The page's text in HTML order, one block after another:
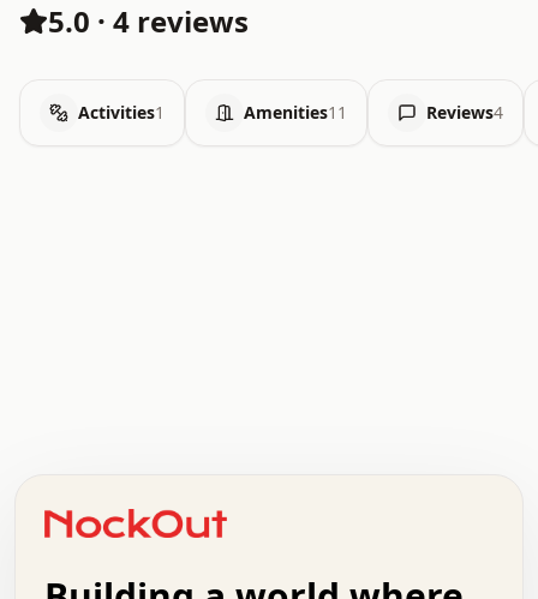
5.0 · 4 reviews
Activities1 Amenities11 Reviews4
+   .   .   .   .   .   .   .   .   .   +   .   .